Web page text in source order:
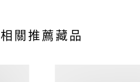
相關推薦藏品